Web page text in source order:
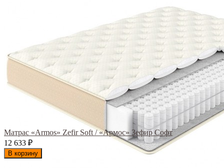
Матрас «Armos» Zefir Soft / «Армос» Зефир Софт
12 633 ₽
В корзину